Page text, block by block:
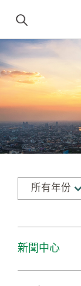
所有年份
新聞中心